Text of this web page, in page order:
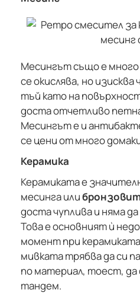
Месингът също е
се окислява, но
тъй като на
доста отчетливо
Месингът е и
се цени от много
Керамика
Керамиката е
месинга или
доста чуплива и няма
Това е основният ѝ
момент при
мивката трябва да си
по материал, тоест, да
тандем.